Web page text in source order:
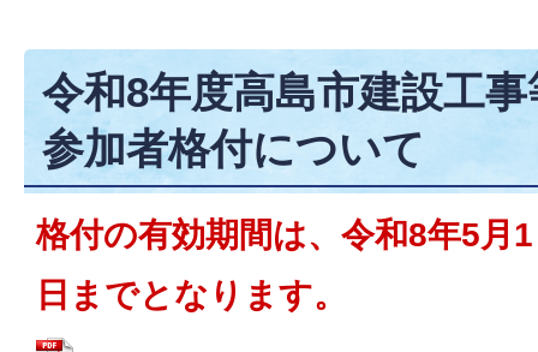
令和8年度高島市建設工
参加者格付について
格付の有効期間は、令和8年5月
日までとなります。